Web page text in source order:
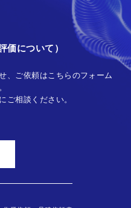
価について）
、ご依頼はこちらのフォーム
ご相談ください。